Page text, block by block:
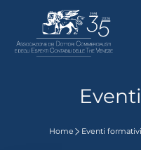
Home Eventi formativi